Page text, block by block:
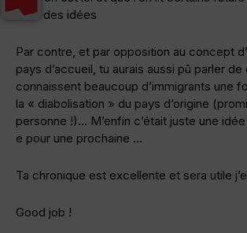
faire des idées
Par contre, et par opposition au concept
pays d’accueil, tu aurais aussi pû parler de
connaissent beaucoup d’immigrants une
la « diabolisation » du pays d’origine
personne !)… M’enfin c’était juste une
e pour une prochaine …
Ta chronique est excellente et sera utile
Good job !